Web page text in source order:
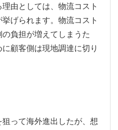
由としては、物流コスト
げられます。物流コスト
負担が増えてしまうた
顧客側は現地調達に切り
って海外進出したが、想